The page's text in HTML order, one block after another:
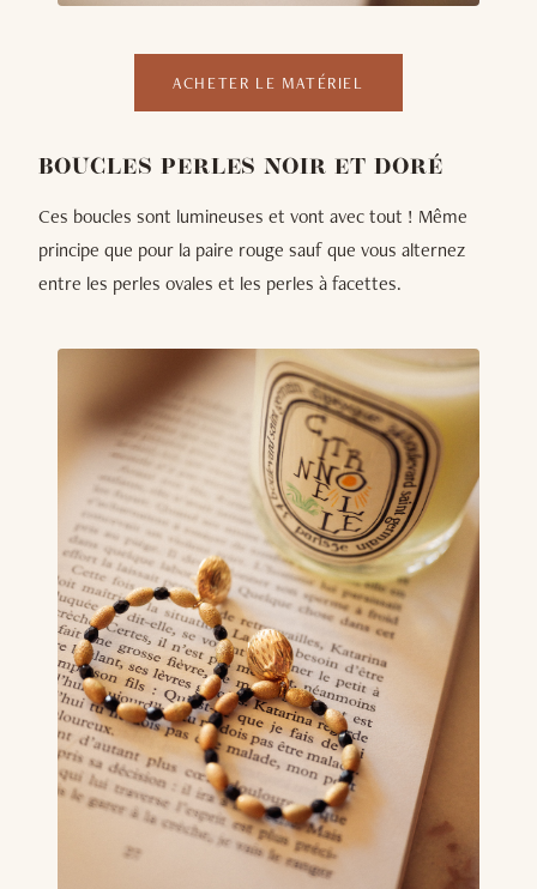
ACHETER LE MATÉRIEL
BOUCLES PERLES NOIR ET DORÉ
Ces boucles sont lumineuses et vont avec tout ! Même
principe que pour la paire rouge sauf que vous alternez
entre les perles ovales et les perles à facettes.